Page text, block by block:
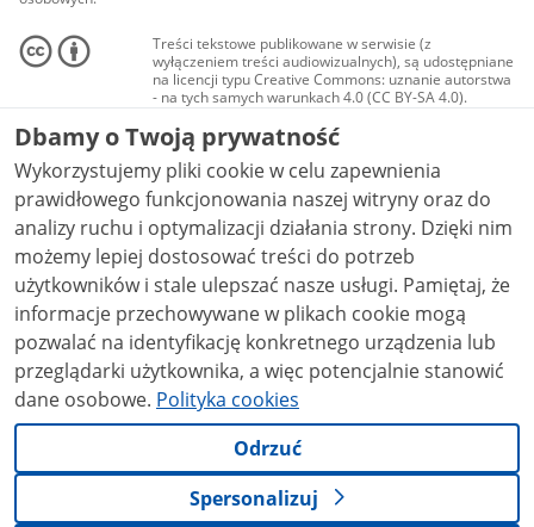
Treści tekstowe publikowane w serwisie (z
wyłączeniem treści audiowizualnych), są udostępniane
na licencji typu Creative Commons: uznanie autorstwa
- na tych samych warunkach 4.0 (CC BY-SA 4.0).
Materiały audiowizualne, w tym zdjęcia, materiały
audio i wideo, są udostępniane na licencji typu
Creative Commons: uznanie autorstwa użycie
niekomercyjne - bez utworów zależnych 4.0 (CC BY-
NC-ND 4.0), o ile nie jest to stwierdzone inaczej.
Dbamy o Twoją prywatność
Wykorzystujemy pliki cookie w celu zapewnienia
prawidłowego funkcjonowania naszej witryny oraz do
analizy ruchu i optymalizacji działania strony. Dzięki nim
możemy lepiej dostosować treści do potrzeb
użytkowników i stale ulepszać nasze usługi. Pamiętaj, że
informacje przechowywane w plikach cookie mogą
pozwalać na identyfikację konkretnego urządzenia lub
przeglądarki użytkownika, a więc potencjalnie stanowić
dane osobowe. Polityka cookies
Odrzuć
Spersonalizuj